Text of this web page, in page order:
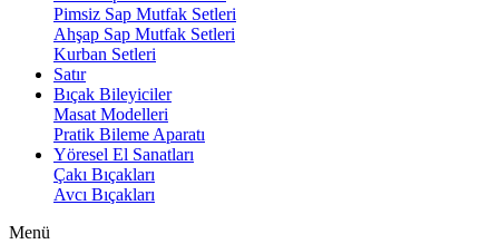
Pimsiz Sap Mutfak Setleri
Ahşap Sap Mutfak Setleri
Kurban Setleri
Satır
Bıçak Bileyiciler
Masat Modelleri
Pratik Bileme Aparatı
Yöresel El Sanatları
Çakı Bıçakları
Avcı Bıçakları
Menü